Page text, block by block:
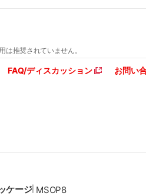
は推奨されていません。
FAQ/ディスカッション お問い
ケージ| MSOP8